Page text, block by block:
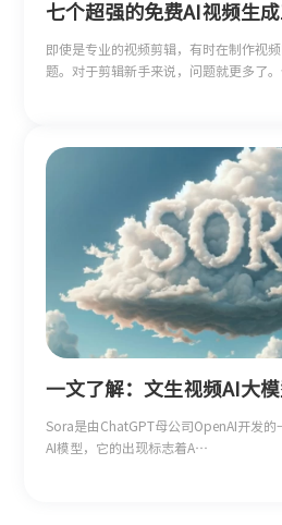
七个超强的免费AI视频生
即使是专业的视频剪辑，有时在制作视
题。对于剪辑新手来说，问题就更多了
一文了解：文生视频AI大
Sora是由ChatGPT母公司OpenAI开发的
AI模型，它的出现标志着A…